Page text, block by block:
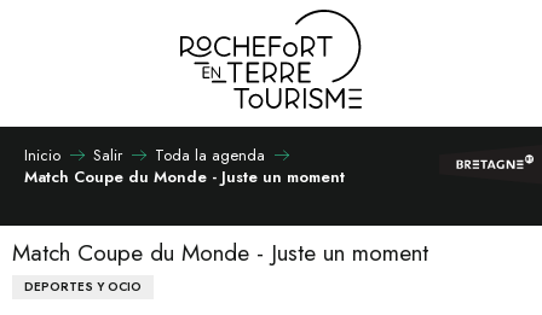
Inicio Salir
Toda la agenda
Match Coupe du Monde - Juste un moment
Match Coupe du Monde - Juste un moment
DEPORTES Y OCIO